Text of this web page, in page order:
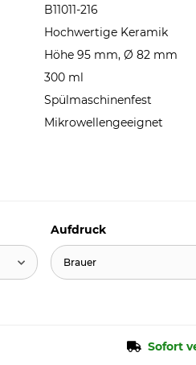
B11011-216
Hochwertige Keramik
Höhe 95 mm, Ø 82 mm
300 ml
Spülmaschinenfest
Mikrowellengeeignet
Aufdruck
Brauer
Sofort